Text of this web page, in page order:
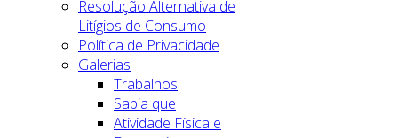
Resolução Alternativa de
Litígios de Consumo
Política de Privacidade
Galerias
Trabalhos
Sabia que
Atividade Física e